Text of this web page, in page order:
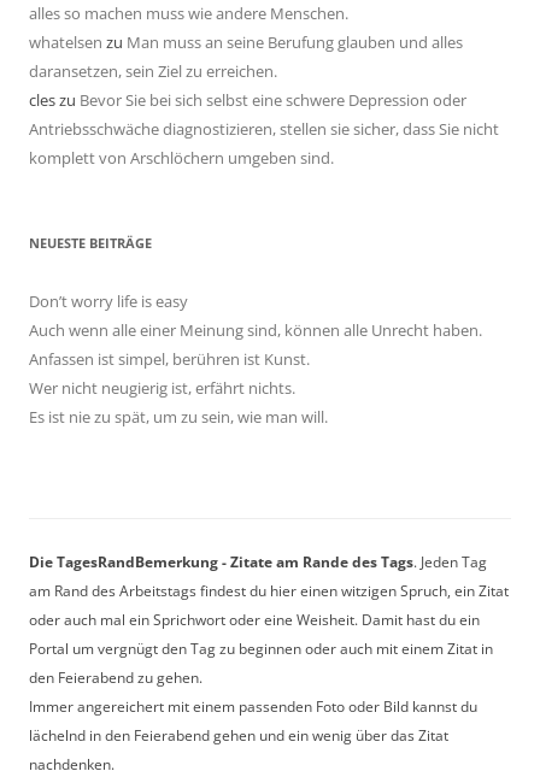
alles so machen muss wie andere Menschen.
whatelsen zu Man muss an seine Berufung glauben und alles
daransetzen, sein Ziel zu erreichen.
cleszu Bevor Sie bei sich selbst eine schwere Depression oder
Antriebsschwäche diagnostizieren, stellen sie sicher, dass Sie nicht
komplett von Arschlöchern umgeben sind.
NEUESTE BEITRÄGE
Don’t worry life is easy
Auch wenn alle einer Meinung sind, können alle Unrecht haben.
Anfassen ist simpel, berühren ist Kunst.
Wer nicht neugierig ist, erfährt nichts.
Es ist nie zu spät, um zu sein, wie man will.
Die TagesRandBemerkung - Zitate am Rande des Tags. Jeden Tag
am Rand des Arbeitstags findest du hier einen witzigen Spruch, ein Zitat
oder auch mal ein Sprichwort oder eine Weisheit. Damit hast du ein
Portal um vergnügt den Tag zu beginnen oder auch mit einem Zitat in
den Feierabend zu gehen.
Immer angereichert mit einem passenden Foto oder Bild kannst du
lächelnd in den Feierabend gehen und ein wenig über das Zitat
nachdenken.